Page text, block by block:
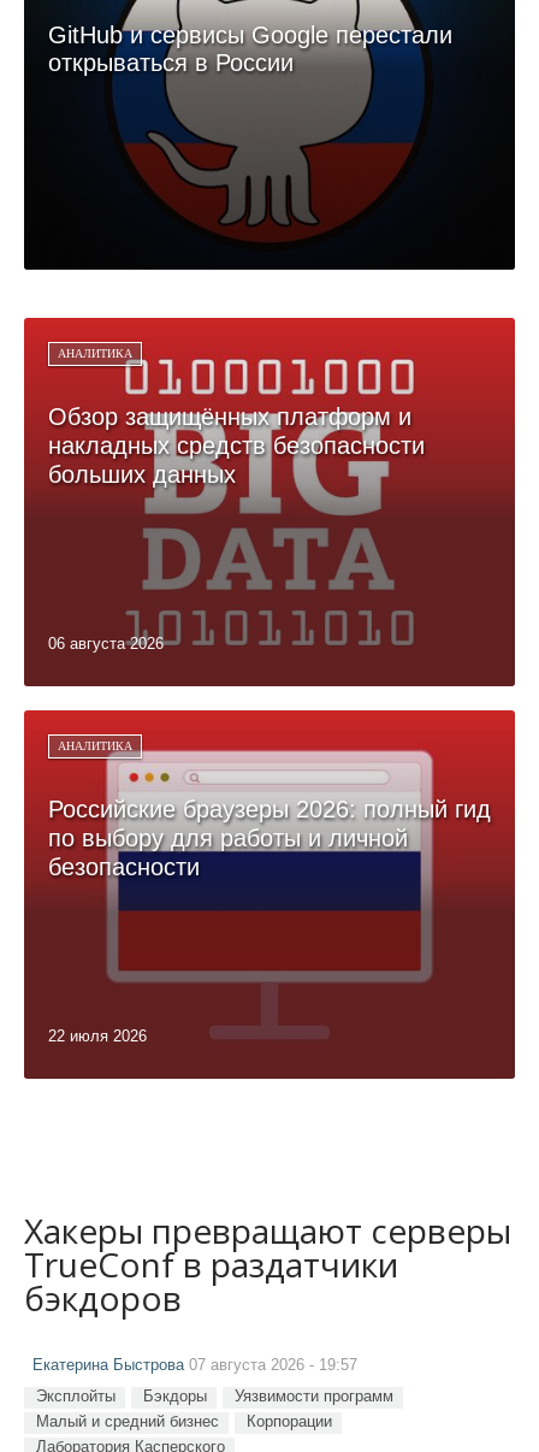
GitHub и сервисы Google перестали
открываться в России
АНАЛИТИКА
Обзор защищённых платформ и
накладных средств безопасности
больших данных
06 августа 2026
АНАЛИТИКА
Российские браузеры 2026: полный гид
по выбору для работы и личной
безопасности
22 июля 2026
Хакеры превращают серверы
TrueConf в раздатчики
бэкдоров
Екатерина Быстрова 07 августа 2026 - 19:57
Эксплойты Бэкдоры
Уязвимости программ
Малый и средний бизнес
Корпорации
Лаборатория Касперского